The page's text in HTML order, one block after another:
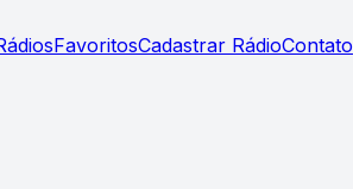
FavoritosCadastrar RádioContato